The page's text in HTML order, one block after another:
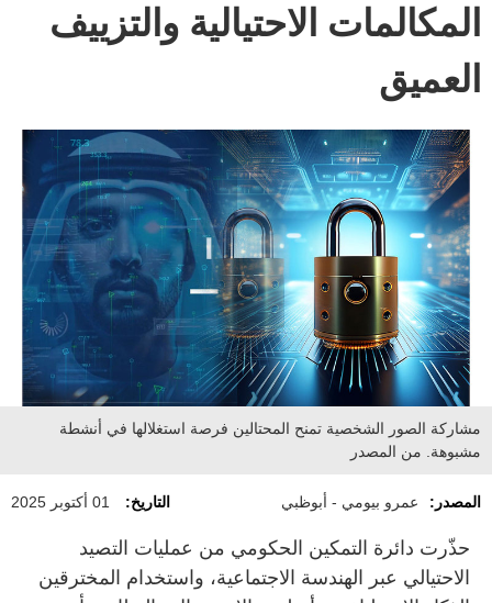
المكالمات الاحتيالية والتزييف
العميق
مشاركة الصور الشخصية تمنح المحتالين فرصة استغلالها في أنشطة
مشبوهة. من المصدر
المصدر: عمرو بيومي - أبوظبي التاريخ: 01 أكتوبر 2025
حذّرت دائرة التمكين الحكومي من عمليات التصيد
الاحتيالي عبر الهندسة الاجتماعية، واستخدام المخترقين